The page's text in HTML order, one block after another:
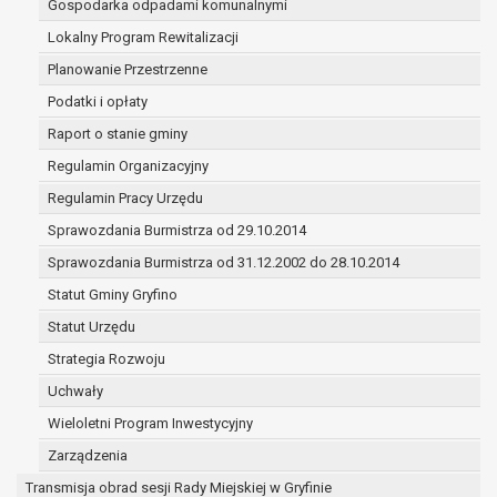
Gospodarka odpadami komunalnymi
Lokalny Program Rewitalizacji
Planowanie Przestrzenne
Podatki i opłaty
Raport o stanie gminy
Regulamin Organizacyjny
Regulamin Pracy Urzędu
Sprawozdania Burmistrza od 29.10.2014
Sprawozdania Burmistrza od 31.12.2002 do 28.10.2014
Statut Gminy Gryfino
Statut Urzędu
Strategia Rozwoju
Uchwały
Wieloletni Program Inwestycyjny
Zarządzenia
Transmisja obrad sesji Rady Miejskiej w Gryfinie
(merytorycznych), a także obowiązków i
zadań zleconych przez instytucje
nadrzędne wobec Gminy;
zawarcia i realizacji umów;
ochrony żywotnych interesów osoby, której
dane dotyczą, lub innej osoby fizycznej;
wykonania zadania realizowanego w
interesie publicznym lub w ramach
sprawowania władzy publicznej
powierzonej administratorowi;
w pozostałych przypadkach dane osobowe
przetwarzane są wyłącznie na podstawie
wcześniej udzielonej zgody w zakresie i celu
określonym w treści zgody.
W związku z przetwarzaniem danych w celu
wskazanym w pkt. 3, dane osobowe mogą być
udostępniane innym upoważnionym odbiorcom lub
kategoriom odbiorców danych osobowych.
Odbiorcami mogą być:
podmioty, które przetwarzają dane